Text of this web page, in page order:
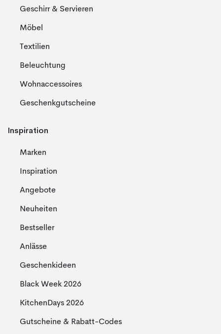
Geschirr & Servieren
Möbel
Textilien
Beleuchtung
Wohnaccessoires
Geschenkgutscheine
Inspiration
Marken
Inspiration
Angebote
Neuheiten
Bestseller
Anlässe
Geschenkideen
Black Week 2026
KitchenDays 2026
Gutscheine & Rabatt-Codes